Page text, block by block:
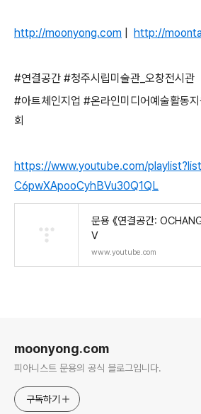
http://moonyong.com http://
#연결공간 #청주시립미술관_오창전시관
#아트체인지업 #온라인미디어예술활동
회
https://www.youtube.com/
C6pwXApooCyhBVu30Q1QL
문용 《연결공간:
V
www.youtube.com
moonyong.com
피아니스트 문용의 공식 블로그입니다.
구독하기